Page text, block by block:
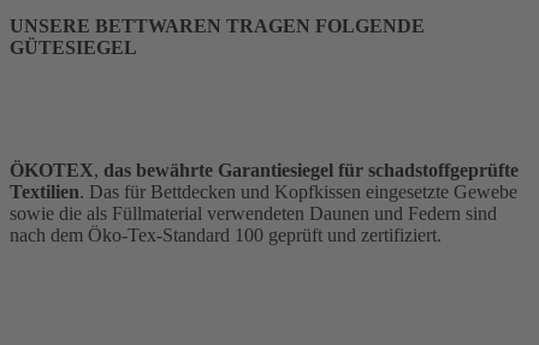
UNSERE BETTWAREN TRAGEN FOLGENDE
GÜTESIEGEL
ÖKOTEX, das bewährte Garantiesiegel für schadstoffgeprüfte
Textilien. Das für Bettdecken und Kopfkissen eingesetzte Gewebe
sowie die als Füllmaterial verwendeten Daunen und Federn sind
nach dem Öko-Tex-Standard 100 geprüft und zertifiziert.